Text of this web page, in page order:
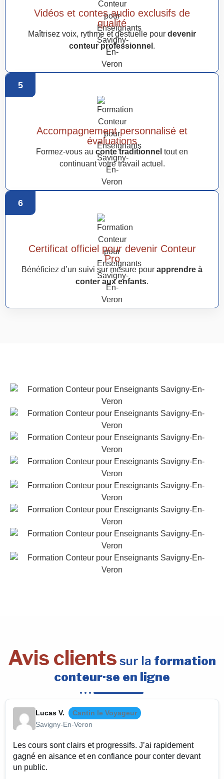
Vidéos et contes audio exclusifs de
qualité
Maîtrisez voix, rythme et gestuelle pour devenir
conteur professionnel .
5
Accompagnement personnalisé et
évaluations
Formez-vous au conte traditionnel tout en
continuant votre travail actuel.
6
Certificat officiel pour devenir Conteur
Pro
Bénéficiez d’un suivi sur mesure pour apprendre à
conter aux enfants.
Avis clients sur la formation
conteur·se en ligne
Lucas V.
Cantin le Voyageur
Savigny-En-Veron
Les cours sont clairs et progressifs. J’ai rapidement
gagné en aisance et en confiance pour conter devant
un public.